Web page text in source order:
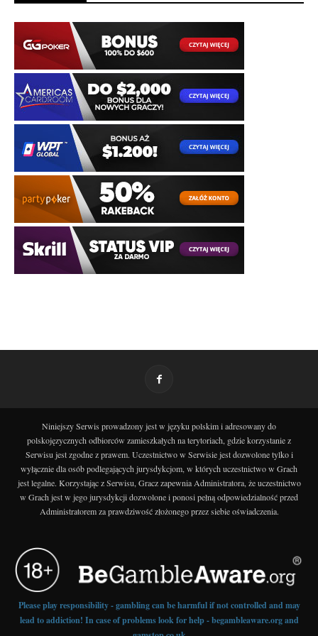
Niniejszy Serwis prowadzony jest w języku polskim i adresowany do
polskojęzycznych odbiorców zamieszkałych na terytoriach, gdzie korzystanie z
Serwisu jest zgodne z prawem. Uczestnictwo w Serwisie jest dozwolone tylko i
wyłącznie dla osób podlegających jurysdykcjom, w których uczestnictwo w Grach
jest legalne. Korzystając z Serwisu, Gracz zapewnia Administratora, że uczestnictwo
w Grach jest w jego jurysdykcji dozwolone i ponosi pełną odpowiedzialność przed
Administratorem za prawdziwość złożonego przez siebie oświadczenia.
Please play responsibility - gambling can be harmful if not controlled and may
lead to addiction! In case of problems look for help - begambleaware.org and